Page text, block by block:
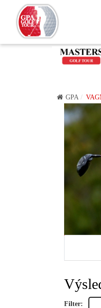
GPA
Filter: